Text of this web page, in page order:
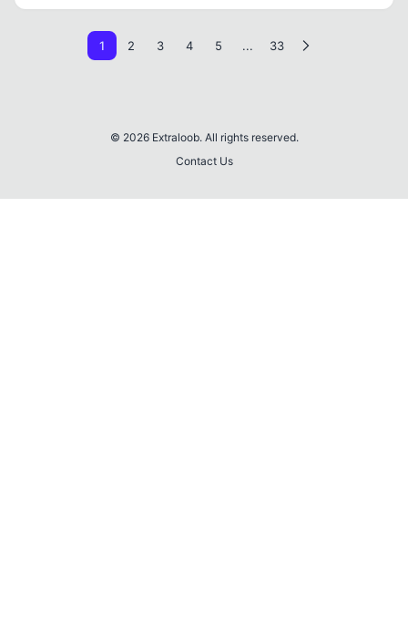
1 2 3 4 5 ... 33
© 2026 Extraloob. All rights reserved.
Contact Us